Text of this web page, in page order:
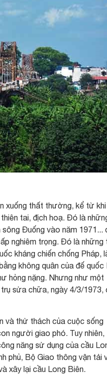
xuống thất thường, kể từ
tai, địch hoạ. Đó là
Đuống vào năm 1971...
nghiêm trọng. Đó là những
kháng chiến chống Pháp,
không quân của đế quốc
hỏng nặng. Nhưng như một
sửa chữa, ngày 4/3/1973,
và thử thách của cuộc sống
người giao phó. Tuy nhiên,
năng sử dụng của cầu
phủ, Bộ Giao thông vận tải
xây lại cầu Long Biên.